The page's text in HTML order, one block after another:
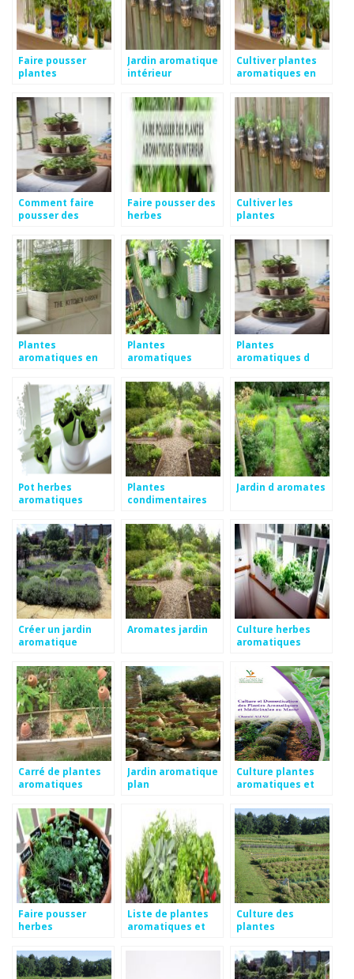
Faire pousser
plantes
intérieur
Jardin aromatique
intérieur
Cultiver plantes
aromatiques en
Comment faire
pousser des
aromatiques
Faire pousser des
herbes
interieur
Cultiver les
plantes
Plantes
aromatiques en
Plantes
aromatiques
Plantes
aromatiques d
Pot herbes
aromatiques
Plantes
condimentaires
Jardin d aromates
Créer un jardin
aromatique
Aromates jardin
Culture herbes
aromatiques
Carré de plantes
aromatiques
Jardin aromatique
plan
Culture plantes
aromatiques et
Faire pousser
herbes
interieur
Liste de plantes
aromatiques et
Culture des
plantes
médicinales